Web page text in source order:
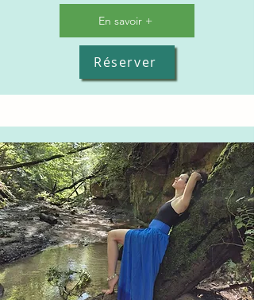
En savoir +
Réserver